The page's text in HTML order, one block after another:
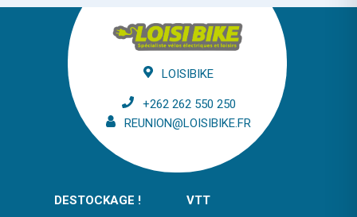
LOISIBIKE
+262 262 550 250
REUNION@LOISIBIKE.FR
DESTOCKAGE !
VTT